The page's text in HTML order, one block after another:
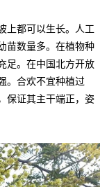
上都可以生长。人工
苗数量多。在植物种
足。在中国北方开放
。合欢不宜种植过
保证其主干端正，姿